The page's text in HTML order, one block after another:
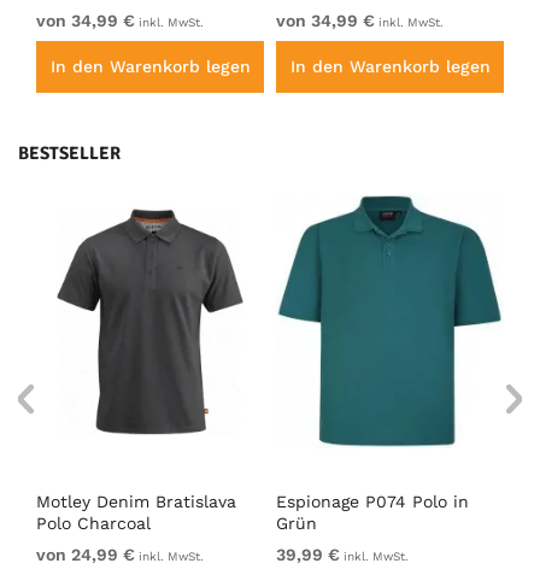
von 34,99 € inkl. MwSt.
In den Warenkorb legen
von 34,99 € inkl. MwSt.
In den Warenkorb legen
BESTSELLER
Motley Denim Bratislava
Polo Charcoal
von 24,99 € inkl. MwSt.
Espionage P074 Polo in
Grün
39,99 € inkl. MwSt.